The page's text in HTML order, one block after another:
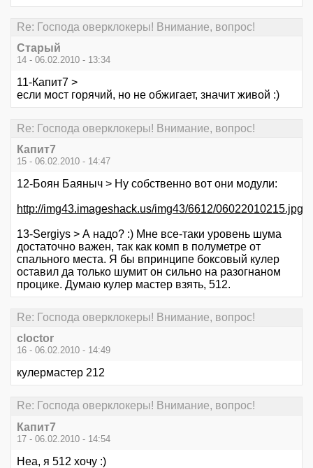
Re: Господа оверклокеры! Внимание, вопрос!
Старый
14 - 06.02.2010 - 13:34
11-Капит7 >
если мост горячий, но не обжигает, значит живой :)
Re: Господа оверклокеры! Внимание, вопрос!
Капит7
15 - 06.02.2010 - 14:47
12-Боян Баяныч > Ну собственно вот они модули:
http://img43.imageshack.us/img43/6612/06022010215.jpg
13-Sergiys > А надо? :) Мне все-таки уровень шума
достаточно важен, так как комп в полуметре от
спального места. Я бы впринципе боксовый кулер
оставил да только шумит он сильно на разогнаном
процике. Думаю кулер мастер взять, 512.
Re: Господа оверклокеры! Внимание, вопрос!
cloctor
16 - 06.02.2010 - 14:49
кулермастер 212
Re: Господа оверклокеры! Внимание, вопрос!
Капит7
17 - 06.02.2010 - 14:54
Неа, я 512 хочу :)